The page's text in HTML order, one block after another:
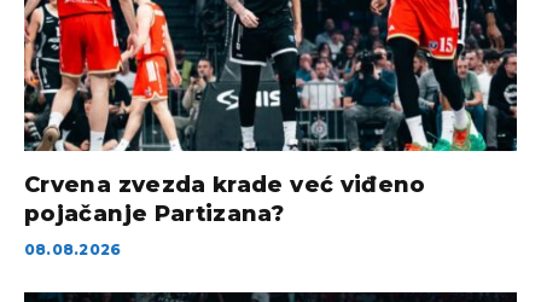
Crvena zvezda krade već viđeno
pojačanje Partizana?
08.08.2026